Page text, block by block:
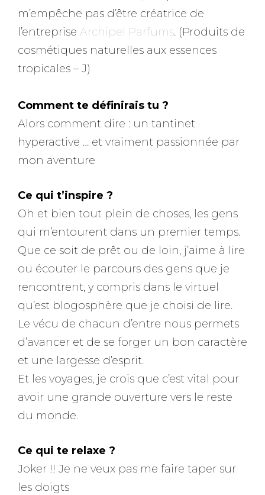
m’empêche pas d’être créatrice de
l’entreprise Archipel Parfums. (Produits de
cosmétiques naturelles aux essences
tropicales – J)
Comment te définirais tu ?
Alors comment dire : un tantinet
hyperactive … et vraiment passionnée par
mon aventure
Ce qui t’inspire ?
Oh et bien tout plein de choses, les gens
qui m’entourent dans un premier temps.
Que ce soit de prêt ou de loin, j’aime à lire
ou écouter le parcours des gens que je
rencontrent, y compris dans le virtuel
qu’est blogosphère que je choisi de lire.
Le vécu de chacun d’entre nous permets
d’avancer et de se forger un bon caractère
et une largesse d’esprit.
Et les voyages, je crois que c’est vital pour
avoir une grande ouverture vers le reste
du monde.
Ce qui te relaxe ?
Joker !! Je ne veux pas me faire taper sur
les doigts